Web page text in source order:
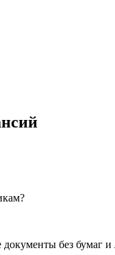
без бумаг